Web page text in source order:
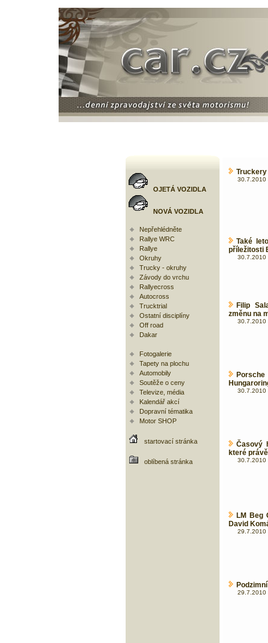
OJETÁ VOZIDLA
NOVÁ VOZIDLA
Nepřehlédněte
Rallye WRC
Rallye
Okruhy
Trucky - okruhy
Závody do vrchu
Rallyecross
Autocross
Trucktrial
Ostatní disciplíny
Off road
Dakar
Fotogalerie
Tapety na plochu
Automobily
Soutěže o ceny
Televize, média
Kalendář akcí
Dopravní tématika
Motor SHOP
startovací stránka
oblíbená stránka
30.7.2010
Také
příležitosti
30.7.2010
Filip
změnu na
30.7.2010
30.7.2010
Časový
které
30.7.2010
LM Beg
David
29.7.2010
29.7.2010